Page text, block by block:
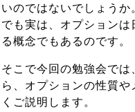
いのではないでしょうか
でも実は、オプション
る概念でもあるのです。
そこで今回の勉強会で
ら、オプションの性質
くご説明します。